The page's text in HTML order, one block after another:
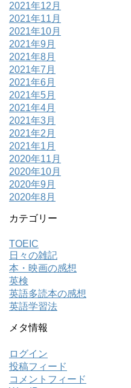
2021年12月
2021年11月
2021年10月
2021年9月
2021年8月
2021年7月
2021年6月
2021年5月
2021年4月
2021年3月
2021年2月
2021年1月
2020年11月
2020年10月
2020年9月
2020年8月
カテゴリー
TOEIC
日々の雑記
本・映画の感想
英検
英語多読本の感想
英語学習法
メタ情報
ログイン
投稿フィード
コメントフィード